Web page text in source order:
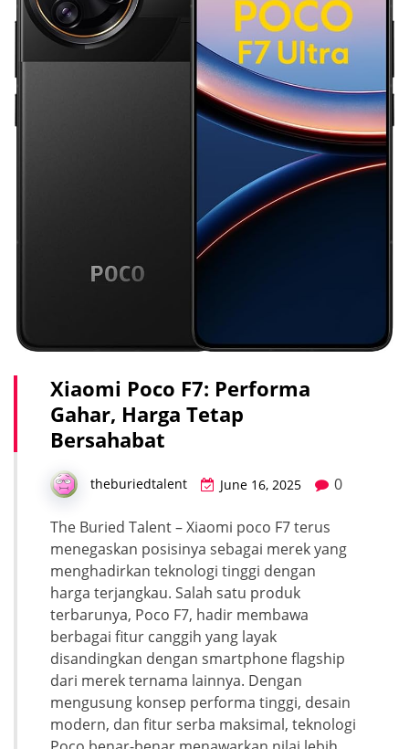
Xiaomi Poco F7: Performa
Gahar, Harga Tetap
Bersahabat
theburiedtalent June 16, 2025 0
The Buried Talent – Xiaomi poco F7 terus
menegaskan posisinya sebagai merek yang
menghadirkan teknologi tinggi dengan
harga terjangkau. Salah satu produk
terbarunya, Poco F7, hadir membawa
berbagai fitur canggih yang layak
disandingkan dengan smartphone flagship
dari merek ternama lainnya. Dengan
mengusung konsep performa tinggi, desain
modern, dan fitur serba maksimal, teknologi